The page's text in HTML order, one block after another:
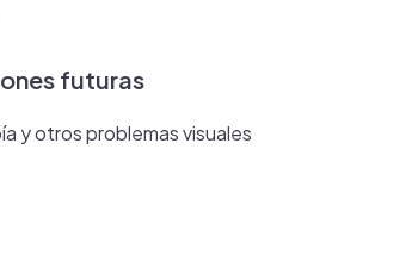
futuras
y otros problemas visuales